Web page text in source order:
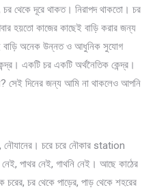
চর থেকে দূরে থাকত। নিরাপদ থাকতো। চর
হয়তো কাজের কাছেই বাড়ি করার জন্য
বাড়ি অনেক উন্নত ও আধুনিক সুযোগ
একটি চর একটি অর্থনৈতিক কেন্দ্র।
সেই দিনের জন্য আমি না থাকলেও আপনি
নৌযানের। চরে চরে নৌকার station
পাথর নেই, গাথনি নেই। আছে কাঠের
চর থেকে পাড়ের, পাড় থেকে শহরের